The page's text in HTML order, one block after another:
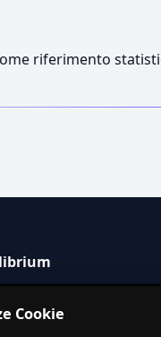
riferimento
Italia.
Cookie